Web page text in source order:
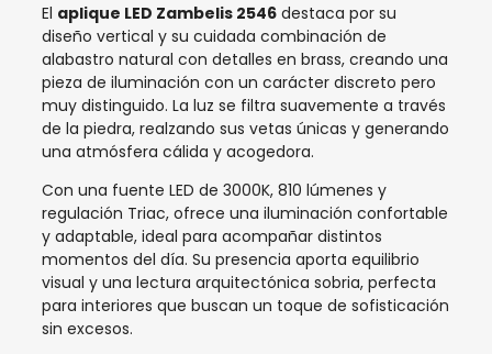
El aplique LED Zambelis 2546 destaca por su
diseño vertical y su cuidada combinación de
alabastro natural con detalles en brass, creando una
pieza de iluminación con un carácter discreto pero
muy distinguido. La luz se filtra suavemente a través
de la piedra, realzando sus vetas únicas y generando
una atmósfera cálida y acogedora.
Con una fuente LED de 3000K, 810 lúmenes y
regulación Triac, ofrece una iluminación confortable
y adaptable, ideal para acompañar distintos
momentos del día. Su presencia aporta equilibrio
visual y una lectura arquitectónica sobria, perfecta
para interiores que buscan un toque de sofisticación
sin excesos.